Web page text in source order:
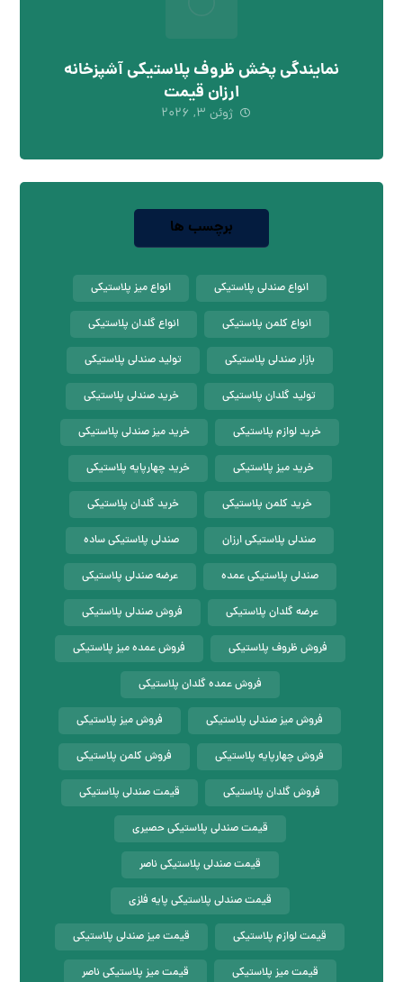
نمایندگی پخش ظروف پلاستیکی آشپزخانه
ارزان قیمت
ژوئن ۳, ۲۰۲۶
برچسب ها
انواع صندلی پلاستیکی انواع میز پلاستیکی
انواع کلمن پلاستیکی انواع گلدان پلاستیکی
بازار صندلی پلاستیکی تولید صندلی پلاستیکی
تولید گلدان پلاستیکی خرید صندلی پلاستیکی
خرید لوازم پلاستیکی خرید میز صندلی پلاستیکی
خرید میز پلاستیکی خرید چهارپایه پلاستیکی
خرید کلمن پلاستیکی خرید گلدان پلاستیکی
صندلی پلاستیکی ارزان صندلی پلاستیکی ساده
صندلی پلاستیکی عمده عرضه صندلی پلاستیکی
عرضه گلدان پلاستیکی فروش صندلی پلاستیکی
فروش ظروف پلاستیکی فروش عمده میز پلاستیکی
فروش عمده گلدان پلاستیکی
فروش میز صندلی پلاستیکی فروش میز پلاستیکی
فروش چهارپایه پلاستیکی فروش کلمن پلاستیکی
فروش گلدان پلاستیکی قیمت صندلی پلاستیکی
قیمت صندلی پلاستیکی حصیری
قیمت صندلی پلاستیکی ناصر
قیمت صندلی پلاستیکی پایه فلزی
قیمت لوازم پلاستیکی قیمت میز صندلی پلاستیکی
قیمت میز پلاستیکی قیمت میز پلاستیکی ناصر